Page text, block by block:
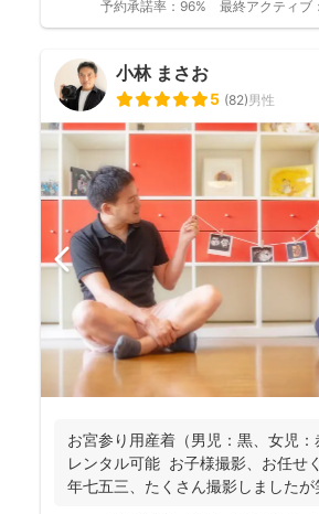
予約承諾率： 96% 最終アクティブ：
小林 まさお
5 (82)男性
お宮参り用産着（男児：黒、女児
レンタル可能 お子様撮影、お任せ
年七五三、たくさん撮影しました